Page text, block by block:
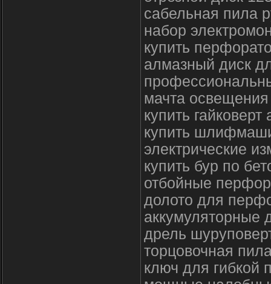
сабельная пила
набор
купить
алмазный диск
мачта освещения
купить
купить
электрические
купить бур по
отбойные
долото для
аккумуляторные
дрель
торцовочная
ключ для гибкой